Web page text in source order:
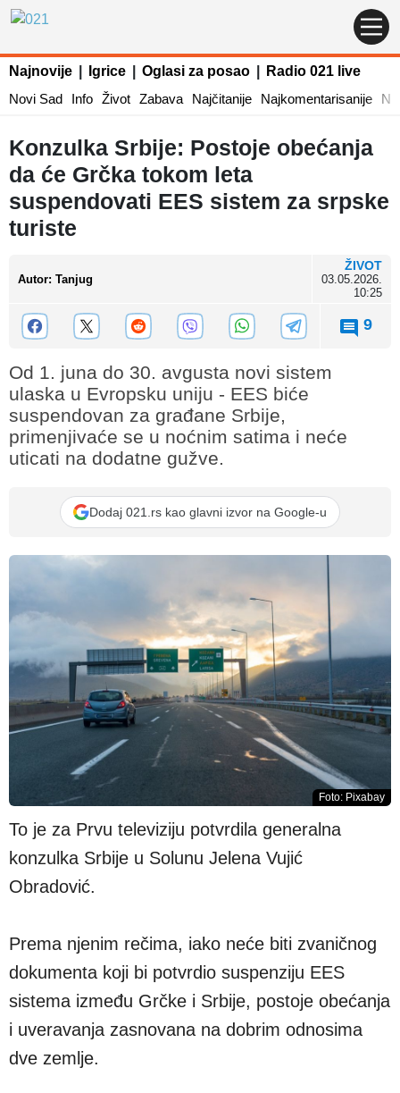
Najnovije Igrice Oglasi za posao
Radio 021 live
Novi Sad
Info Život Zabava Najčitanije Najkomentarisanije
Konzulka Srbije: Postoje obećanja
da će Grčka tokom leta
suspendovati EES sistem za srpske
turiste
Autor: Tanjug
ŽIVOT
03.05.2026.
10:25
9
Od 1. juna do 30. avgusta novi sistem
ulaska u Evropsku uniju - EES biće
suspendovan za građane Srbije,
primenjivaće se u noćnim satima i neće
uticati na dodatne gužve.
Dodaj 021.rs kao glavni izvor na Google-u
Foto: Pixabay
To je za Prvu televiziju potvrdila generalna
konzulka Srbije u Solunu Jelena Vujić
Obradović.
Prema njenim rečima, iako neće biti zvaničnog
dokumenta koji bi potvrdio suspenziju EES
sistema između Grčke i Srbije, postoje obećanja
i uveravanja zasnovana na dobrim odnosima
dve zemlje.